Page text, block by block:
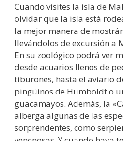
Cuando visites la isla de
olvidar que la isla está
la mejor manera de
llevándolos de excursión a
En su zoológico podrá ver
desde acuarios llenos de
tiburones, hasta el aviario
pingüinos de Humboldt o
guacamayos. Además, la
alberga algunas de las
sorprendentes, como